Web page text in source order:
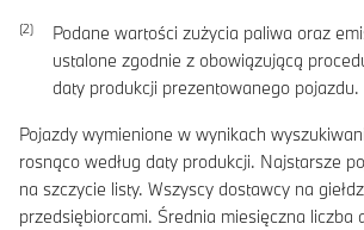
Podane wartości zużycia paliwa oraz
ustalone zgodnie z obowiązującą
daty produkcji prezentowanego pojazdu.
Pojazdy wymienione w wynikach
rosnąco według daty produkcji. Najstarsze
na szczycie listy. Wszyscy dostawcy na
przedsiębiorcami. Średnia miesięczna liczba